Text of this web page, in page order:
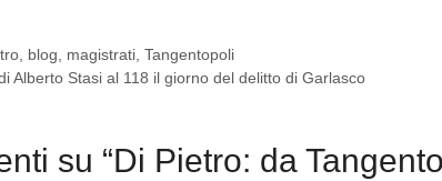
blog magistrati ,Tangentopoli
Alberto Stasi al 118 il giorno del delitto di Garlasco
su “Di Pietro: da